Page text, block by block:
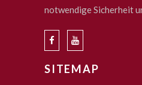
notwendige Sicherheit
SITEMAP